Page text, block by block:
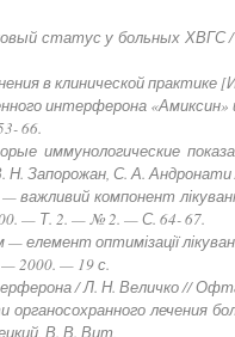
статус у больных ХВГС
в клинической практике
интерферона
66.
иммунологические
Н. Запорожан, С. А.
важливий компонент
— Т. 2. — № 2. — С. 64- 67.
елемент оптимізації
— 2000. — 19 с.
/ Л. Н. Величко //
лечения
В. В. Вит,